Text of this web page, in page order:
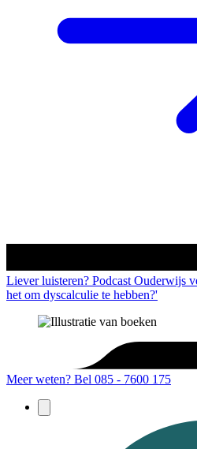
Liever luisteren? Podcast Ouderwijs
het om dyscalculie te hebben?'
Meer weten? Bel 085 - 7600 175